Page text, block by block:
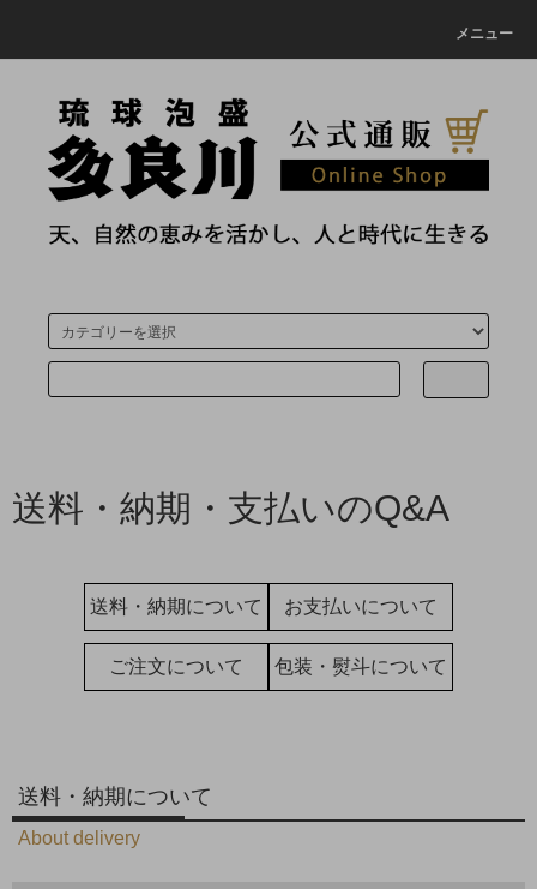
メニュー
送料・納期・支払いのQ&A
送料・納期について お支払いについて
ご注文について 包装・熨斗について
送料・納期について
About delivery